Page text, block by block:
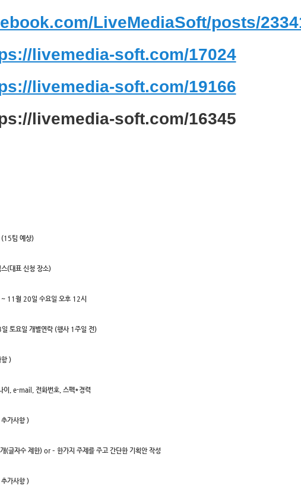
LiveMediaSoft/posts/
livemedia-soft.com/17024
livemedia-soft.com/19166
livemedia-soft.com/16345
팀 예상)
(대표 신청 장소)
11월 20일 수요일 오후 12시
토요일 개별연락 (행사 1주일 전)
항 )
이, e-mail, 전화번호, 스펙*경력
가사항 )
(글자수 제한) or – 한가지 주제를 주고 간단한 기획안 작성
가사항 )